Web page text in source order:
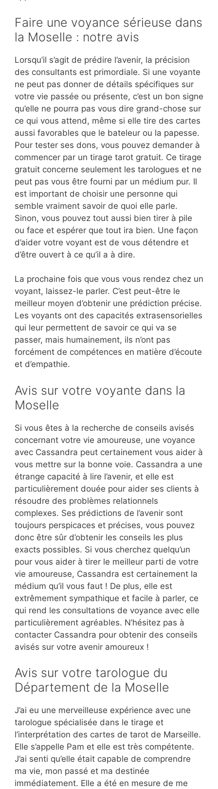
Faire une voyance sérieuse dans
la Moselle : notre avis
Lorsqu’il s’agit de prédire l’avenir, la précision
des consultants est primordiale. Si une voyante
ne peut pas donner de détails spécifiques sur
votre vie passée ou présente, c’est un bon signe
qu’elle ne pourra pas vous dire grand-chose sur
ce qui vous attend, même si elle tire des cartes
aussi favorables que le bateleur ou la papesse.
Pour tester ses dons, vous pouvez demander à
commencer par un tirage tarot gratuit. Ce tirage
gratuit concerne seulement les tarologues et ne
peut pas vous être fourni par un médium pur. Il
est important de choisir une personne qui
semble vraiment savoir de quoi elle parle.
Sinon, vous pouvez tout aussi bien tirer à pile
ou face et espérer que tout ira bien. Une façon
d’aider votre voyant est de vous détendre et
d’être ouvert à ce qu’il a à dire.
La prochaine fois que vous vous rendez chez un
voyant, laissez-le parler. C’est peut-être le
meilleur moyen d’obtenir une prédiction précise.
Les voyants ont des capacités extrasensorielles
qui leur permettent de savoir ce qui va se
passer, mais humainement, ils n’ont pas
forcément de compétences en matière d’écoute
et d’empathie.
Avis sur votre voyante dans la
Moselle
Si vous êtes à la recherche de conseils avisés
concernant votre vie amoureuse, une voyance
avec Cassandra peut certainement vous aider à
vous mettre sur la bonne voie. Cassandra a une
étrange capacité à lire l’avenir, et elle est
particulièrement douée pour aider ses clients à
résoudre des problèmes relationnels
complexes. Ses prédictions de l’avenir sont
toujours perspicaces et précises, vous pouvez
donc être sûr d’obtenir les conseils les plus
exacts possibles. Si vous cherchez quelqu’un
pour vous aider à tirer le meilleur parti de votre
vie amoureuse, Cassandra est certainement la
médium qu’il vous faut ! De plus, elle est
extrêmement sympathique et facile à parler, ce
qui rend les consultations de voyance avec elle
particulièrement agréables. N’hésitez pas à
contacter Cassandra pour obtenir des conseils
avisés sur votre avenir amoureux !
Avis sur votre tarologue du
Département de la Moselle
J’ai eu une merveilleuse expérience avec une
tarologue spécialisée dans le tirage et
l’interprétation des cartes de tarot de Marseille.
Elle s’appelle Pam et elle est très compétente.
J’ai senti qu’elle était capable de comprendre
ma vie, mon passé et ma destinée
immédiatement. Elle a été en mesure de me